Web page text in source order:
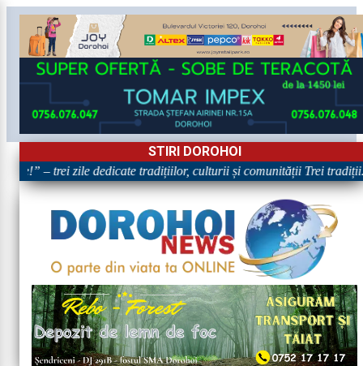
STIRI DOROHOI
– trei zile dedicate tradițiilor, culturii și comunității Trei tradiții.